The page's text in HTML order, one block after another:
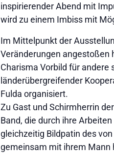
inspirierender Abend mit
wird zu einem Imbiss mit
Im Mittelpunkt der
Veränderungen angestoßen
Charisma Vorbild für andere
länderübergreifender
Fulda organisiert.
Zu Gast und Schirmherrin
Band, die durch ihre
gleichzeitig Bildpatin des
gemeinsam mit ihrem Mann